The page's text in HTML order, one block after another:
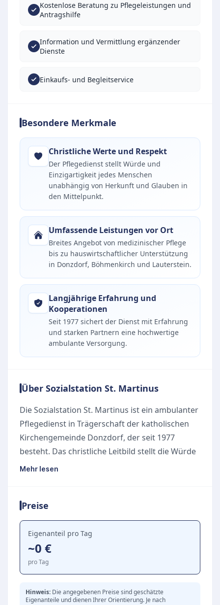
Kostenlose Beratung zu Pflegeleistungen und
Antragshilfe
Information und Vermittlung ergänzender
Dienste
Einkaufs- und Begleitservice
Besondere Merkmale
Christliche Werte und Respekt
Der Pflegedienst stellt Würde und
Einzigartigkeit jedes Menschen
unabhängig von Herkunft und Glauben in
den Mittelpunkt.
Umfassende Leistungen vor Ort
Breites Angebot von medizinischer Pflege
bis zu hauswirtschaftlicher Unterstützung
in Donzdorf, Böhmenkirch und Lauterstein.
Langjährige Erfahrung und
Kooperationen
Seit 1977 sichert der Dienst mit Erfahrung
und starken Partnern eine hochwertige
ambulante Versorgung.
Über Sozialstation St. Martinus
Die Sozialstation St. Martinus ist ein ambulanter
Pflegedienst in Trägerschaft der katholischen
Kirchengemeinde Donzdorf, der seit 1977
besteht. Das christliche Leitbild stellt die Würde
und den Wert jedes Menschen in den
Menschen bei Krankheit, Behinderung und im
Alter, um die häusliche Selbstständigkeit
möglichst lange zu erhalten. Das
Versorgungsgebiet umfasst Donzdorf,
Böhmenkirch und Lauterstein mit deren
Ortsteilen. Die Leistungen umfassen sowohl
medizinische Pflege gemäß ärztlicher
Mehr lesen
Preise
Eigenanteil pro Tag
~0 €
pro Tag
Hinweis: Die angegebenen Preise sind geschätzte
Eigenanteile und dienen Ihrer Orientierung. Je nach